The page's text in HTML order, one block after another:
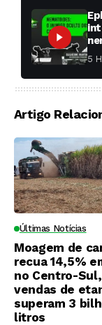
5
Artigo
Últimas Notícias
Moagem de
recua 14,5%
no Centro-
vendas de
superam 3
litros